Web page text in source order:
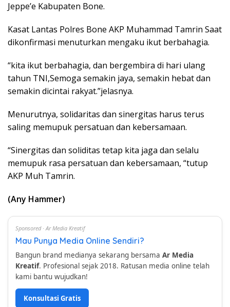
Jeppe’e Kabupaten Bone.
Kasat Lantas Polres Bone AKP Muhammad Tamrin Saat
dikonfirmasi menuturkan mengaku ikut berbahagia.
“kita ikut berbahagia, dan bergembira di hari ulang
tahun TNI,Semoga semakin jaya, semakin hebat dan
semakin dicintai rakyat.”jelasnya.
Menurutnya, solidaritas dan sinergitas harus terus
saling memupuk persatuan dan kebersamaan.
“Sinergitas dan soliditas tetap kita jaga dan selalu
memupuk rasa persatuan dan kebersamaan, “tutup
AKP Muh Tamrin.
(Any Hammer)
Sponsored · Ar Media Kreatif
Mau Punya Media Online Sendiri?
Bangun brand medianya sekarang bersama Ar Media
Kreatif. Profesional sejak 2018. Ratusan media online telah
kami bantu wujudkan!
Konsultasi Gratis